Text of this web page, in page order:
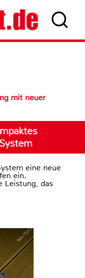
mit neuer
eine neue
ein.
Leistung, das